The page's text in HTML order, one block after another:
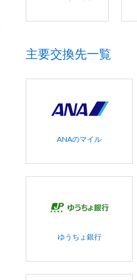
主要交換先一覧
ANAのマイル
ゆうちょ銀行